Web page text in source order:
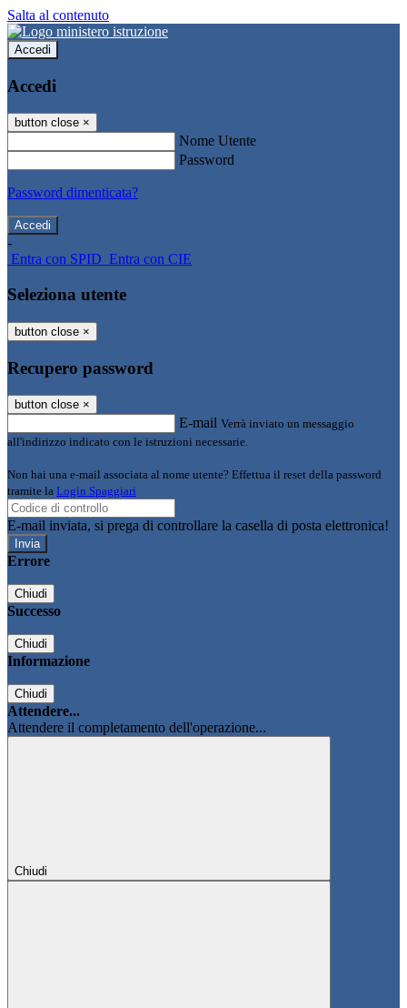
Salta al contenuto
Accedi
Accedi
button close ×
Nome Utente
Password
Password dimenticata?
-
Entra con SPID Entra con CIE
Seleziona utente
button close ×
Recupero password
button close ×
E-mail Verrà inviato un messaggio
all'indirizzo indicato con le istruzioni necessarie.
Non hai una e-mail associata al nome utente? Effettua il reset della password
tramite la Login Spaggiari
E-mail inviata, si prega di controllare la casella di posta elettronica!
Errore
Chiudi
Successo
Chiudi
Informazione
Chiudi
Attendere...
Attendere il completamento dell'operazione...
Chiudi